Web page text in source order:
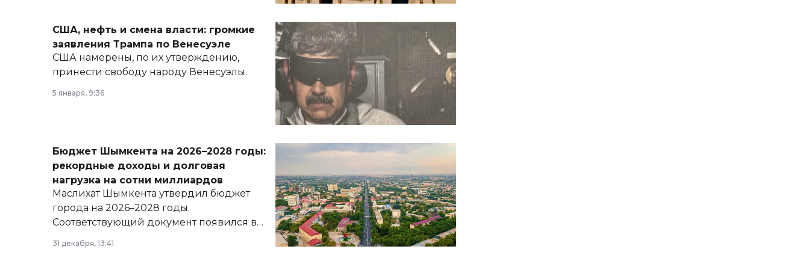
США, нефть и смена власти: громкие
заявления Трампа по Венесуэле
США намерены, по их утверждению,
принести свободу народу Венесуэлы.
5 января, 9:36
Бюджет Шымкента на 2026–2028 годы:
рекордные доходы и долговая
нагрузка на сотни миллиардов
Маслихат Шымкента утвердил бюджет
города на 2026–2028 годы.
Соответствующий документ появился в
базе нормативных правовых актов и на
сайте маслихат города.
31 декабря, 13:41